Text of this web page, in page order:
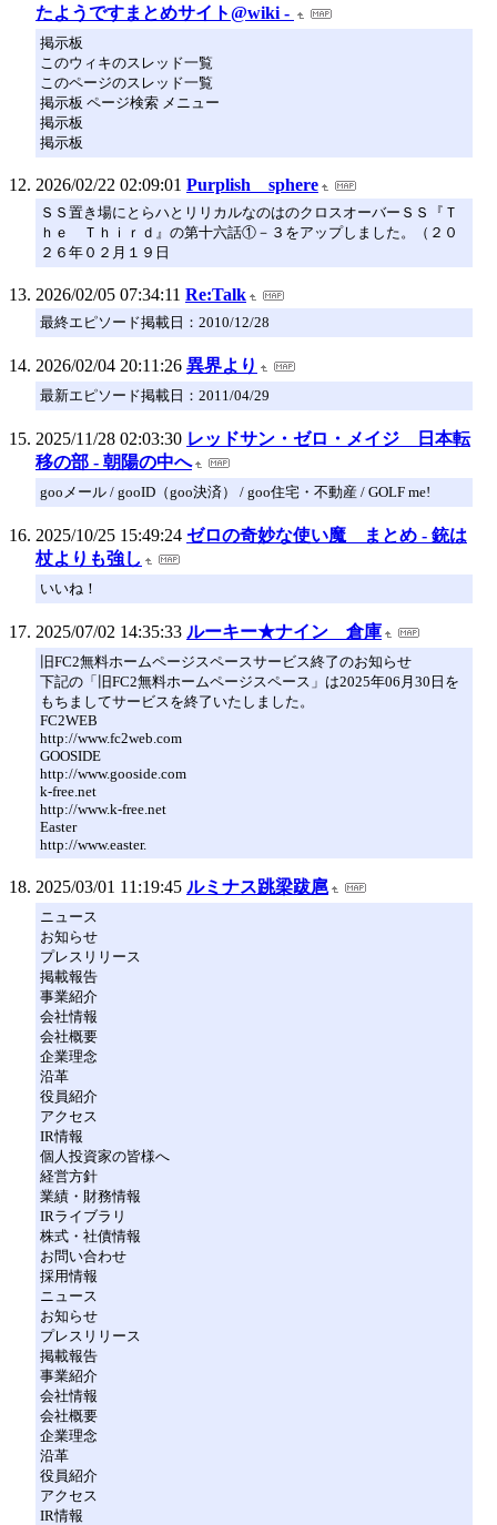
たようですまとめサイト@wiki -
掲示板
このウィキのスレッド一覧
このページのスレッド一覧
掲示板 ページ検索 メニュー
掲示板
掲示板
2026/02/22 02:09:01 Purplish sphere
ＳＳ置き場にとらハとリリカルなのはのクロスオーバーＳＳ『Ｔ
ｈｅ Ｔｈｉｒｄ』の第十六話①－３をアップしました。（２０
２６年０２月１９日
2026/02/05 07:34:11 Re:Talk
最終エピソード掲載日：2010/12/28
2026/02/04 20:11:26 異界より
最新エピソード掲載日：2011/04/29
2025/11/28 02:03:30 レッドサン・ゼロ・メイジ 日本転
移の部 - 朝陽の中へ
gooメール / gooID（goo決済） / goo住宅・不動産 / GOLF me!
2025/10/25 15:49:24 ゼロの奇妙な使い魔 まとめ - 銃は
杖よりも強し
いいね！
2025/07/02 14:35:33 ルーキー★ナイン 倉庫
旧FC2無料ホームページスペースサービス終了のお知らせ
下記の「旧FC2無料ホームページスペース」は2025年06月30日を
もちましてサービスを終了いたしました。
FC2WEB
http://www.fc2web.com
GOOSIDE
http://www.gooside.com
k-free.net
http://www.k-free.net
Easter
http://www.easter.
2025/03/01 11:19:45 ルミナス跳梁跋扈
ニュース
お知らせ
プレスリリース
掲載報告
事業紹介
会社情報
会社概要
企業理念
沿革
役員紹介
アクセス
IR情報
個人投資家の皆様へ
経営方針
業績・財務情報
IRライブラリ
株式・社債情報
お問い合わせ
採用情報
ニュース
お知らせ
プレスリリース
掲載報告
事業紹介
会社情報
会社概要
企業理念
沿革
役員紹介
アクセス
IR情報